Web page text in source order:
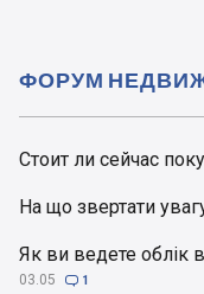
Стоит ли сейчас
На що звертати
Як ви ведете облік
03.05  1
ФОРУМ